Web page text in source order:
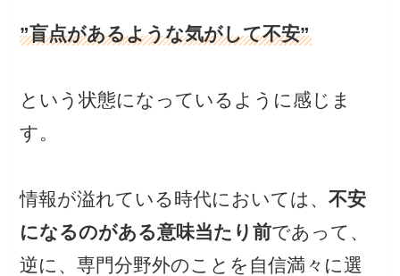
”盲点があるような気がして不安”
という状態になっているように感じま
す。
情報が溢れている時代においては、不安
になるのがある意味当たり前であって、
逆に、専門分野外のことを自信満々に選